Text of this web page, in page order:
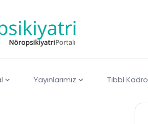
Yayınlarımız Tıbbi Kadro